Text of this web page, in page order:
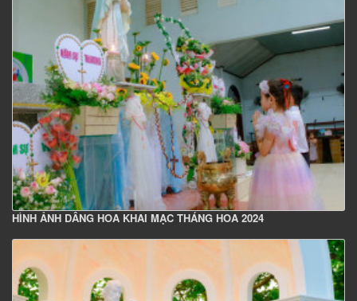
HÌNH ẢNH DÂNG HOA KHAI MẠC THÁNG HOA 2024